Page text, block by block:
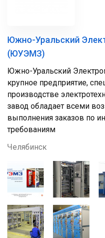
Южно-Уральский
(ЮУЭМЗ)
Южно-Уральский
крупное предприятие,
производстве
завод обладает всеми
выполнения заказов по
требованиям
Челябинск